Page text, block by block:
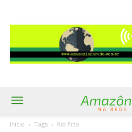
Início Tags Rio Prto